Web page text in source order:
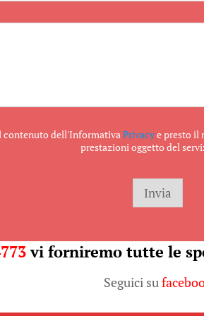
contenuto dell'InformativaPrivacye presto il
prestazioni oggetto del
Invia
vi forniremo tutte le
Seguici su